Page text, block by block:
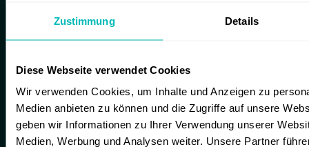
Zustimmung Details
Diese Webseite verwendet Cookies
Wir verwenden Cookies, um Inhalte und Anzeigen zu
Medien anbieten zu können und die Zugriffe auf unsere
geben wir Informationen zu Ihrer Verwendung unserer
Medien, Werbung und Analysen weiter. Unsere Partner
Firmenname
E-Mail